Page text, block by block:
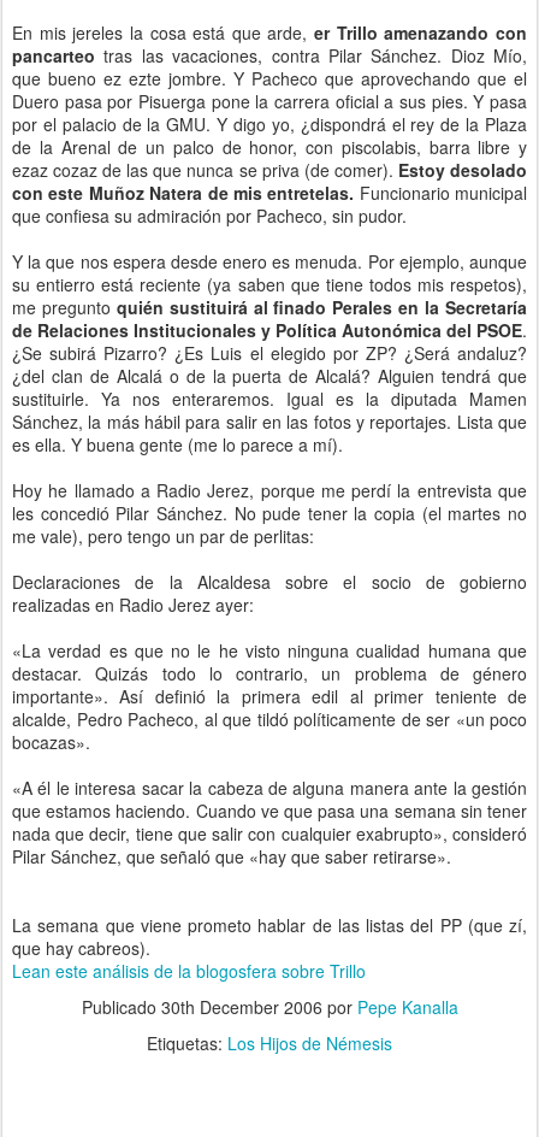
En mis jereles la cosa está que arde,er Trillo amenazando con
pancarteotras las vacaciones, contra Pilar Sánchez. Dioz Mío,
que bueno ez ezte jombre. Y Pacheco que aprovechando que el
Duero pasa por Pisuerga pone la carrera oficial a sus pies. Y pasa
por el palacio de la GMU. Y digo yo, ¿dispondrá el rey de la Plaza
de la Arenal de un palco de honor, con piscolabis, barra libre y
ezaz cozaz de las que nunca se priva (de comer). Estoy desolado
con este Muñoz Natera de mis entretelas. Funcionario municipal
que confiesa su admiración por Pacheco, sin pudor.
Y la que nos espera desde enero es menuda. Por ejemplo, aunque
su entierro está reciente (ya saben que tiene todos mis respetos),
me pregunto quién sustituirá al finado Perales en la Secretaría
de Relaciones Institucionales y Política Autonómica del PSOE.
¿Se subirá Pizarro? ¿Es Luis el elegido por ZP? ¿Será andaluz?
¿del clan de Alcalá o de la puerta de Alcalá? Alguien tendrá que
sustituirle. Ya nos enteraremos. Igual es la diputada Mamen
Sánchez, la más hábil para salir en las fotos y reportajes. Lista que
es ella. Y buena gente (me lo parece a mí).
Hoy he llamado a Radio Jerez, porque me perdí la entrevista que
les concedió Pilar Sánchez. No pude tener la copia (el martes no
me vale), pero tengo un par de perlitas:
Declaraciones de la Alcaldesa sobre el socio de gobierno
realizadas en Radio Jerez ayer:
«La verdad es que no le he visto ninguna cualidad humana que
destacar. Quizás todo lo contrario, un problema de género
importante». Así definió la primera edil al primer teniente de
alcalde, Pedro Pacheco, al que tildó políticamente de ser «un poco
bocazas».
«A él le interesa sacar la cabeza de alguna manera ante la gestión
que estamos haciendo. Cuando ve que pasa una semana sin tener
nada que decir, tiene que salir con cualquier exabrupto», consideró
Pilar Sánchez, que señaló que «hay que saber retirarse».
La semana que viene prometo hablar de las listas del PP (que zí,
que hay cabreos).
Lean este análisis de la blogosfera sobre Trillo
Publicado 30th December 2006 por Pepe Kanalla
Etiquetas: Los Hijos de Némesis